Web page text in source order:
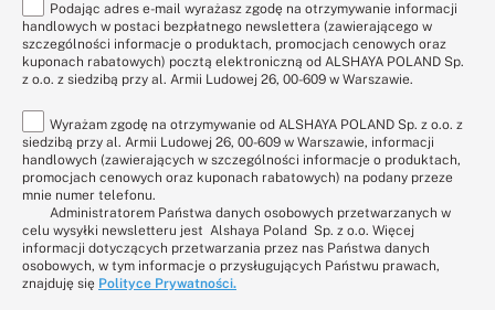
Podając adres e-mail wyrażasz zgodę na otrzymywanie informacji
handlowych w postaci bezpłatnego newslettera (zawierającego w
szczególności informacje o produktach, promocjach cenowych oraz
kuponach rabatowych) pocztą elektroniczną od ALSHAYA POLAND Sp.
z o.o. z siedzibą przy al. Armii Ludowej 26, 00-609 w Warszawie.
Wyrażam zgodę na otrzymywanie od ALSHAYA POLAND Sp. z o.o. z
siedzibą przy al. Armii Ludowej 26, 00-609 w Warszawie, informacji
handlowych (zawierających w szczególności informacje o produktach,
promocjach cenowych oraz kuponach rabatowych) na podany przeze
mnie numer telefonu.
Administratorem Państwa danych osobowych przetwarzanych w
celu wysyłki newsletteru jest Alshaya Poland Sp. z o.o. Więcej
informacji dotyczących przetwarzania przez nas Państwa danych
osobowych, w tym informacje o przysługujących Państwu prawach,
znajduję się Polityce Prywatności.